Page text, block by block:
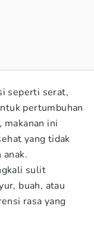
seperti serat,
pertumbuhan
makanan ini
yang tidak
sulit
buah, atau
rasa yang